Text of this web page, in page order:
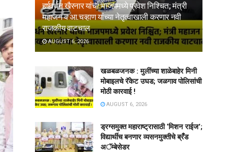
हर्षवर्धन खैरनार यांचा भाजपमध्ये प्रवेश निश्चित; मंत्री
महाजन व आ.चव्हाण यांच्या नेतृत्वाखाली करणार नवी
राजकीय वाटचाल
AUGUST 6, 2026
खळबळजनक : मुलींच्या शाळेबाहेर मिनी
मोबाइलचे रॅकेट उघड; जळगाव पोलिसांची
मोठी कारवाई !
AUGUST 6, 2026
ड्रग्समुक्त महाराष्ट्रासाठी ‘मिशन राईज’;
विद्यार्थीच बनणार व्यसनमुक्तीचे ब्रँड
अॅम्बेसेडर